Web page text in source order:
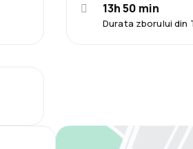
Durata zborului din
13h 50 min